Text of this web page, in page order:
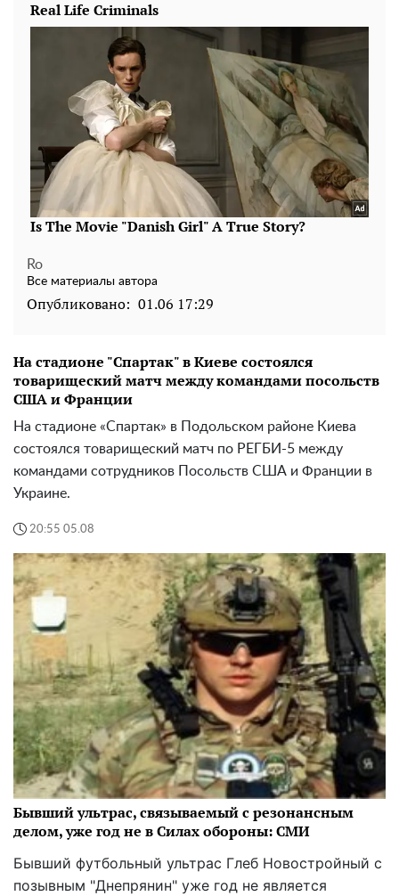
Ro
Все материалы автора
Опубликовано: 01.06 17:29
На стадионе "Спартак" в Киеве состоялся
товарищеский матч между командами посольств
США и Франции
На стадионе «Спартак» в Подольском районе Киева
состоялся товарищеский матч по РЕГБИ-5 между
командами сотрудников Посольств США и Франции в
Украине.
20:55 05.08
Бывший ультрас, связываемый с резонансным
делом, уже год не в Силах обороны: СМИ
Бывший футбольный ультрас Глеб Новостройный с
позывным "Днепрянин" уже год не является